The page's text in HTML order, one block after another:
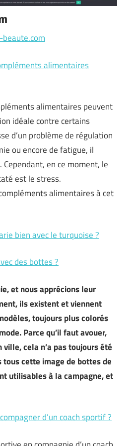
alimentaires
alimentaires peuvent
idéale contre certains
d’un problème de régulation
ou encore de fatigue, il
en ce moment, le
est le stress.
alimentaires à cet
bien avec le turquoise ?
des bottes ?
et nous apprécions leur
ils existent et viennent
toujours plus colorés
Parce qu’il faut avouer,
cela n’a pas toujours été
tous cette image de bottes de
utilisables à la campagne, et
d’un coach sportif ?